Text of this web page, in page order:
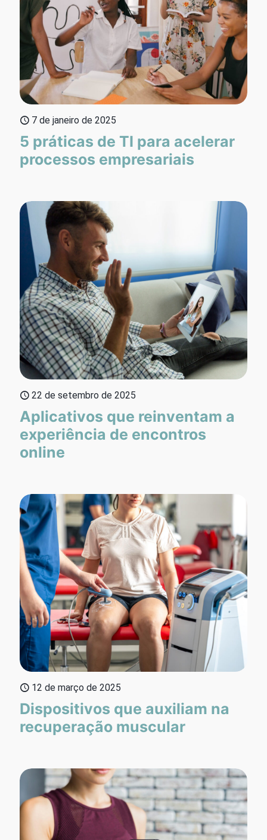
7 de janeiro de 2025
5 práticas de TI para acelerar
processos empresariais
22 de setembro de 2025
Aplicativos que reinventam a
experiência de encontros
online
12 de março de 2025
Dispositivos que auxiliam na
recuperação muscular